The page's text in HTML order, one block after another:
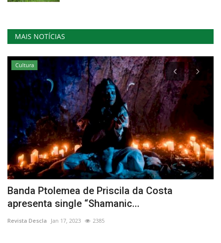
MAIS NOTÍCIAS
Cultura
Banda Ptolemea de Priscila da Costa
apresenta single “Shamanic...
Revista Descla Jan 17, 2023 2385